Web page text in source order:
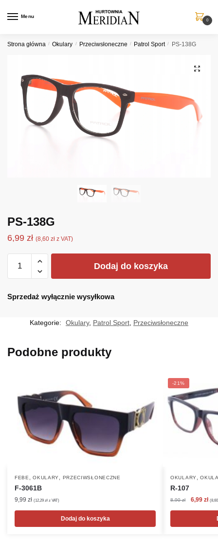
Menu
0
Strona główna / Okulary / Przeciwsłoneczne / Patrol Sport / PS-138G
PS-138G
6,99 zł (8,60 zł z VAT)
PS-
Dodaj do koszyka
Sprzedaż wyłącznie wysyłkowa
Kategorie: Okulary, Patrol Sport Przeciwsłoneczne
Podobne produkty
FEBE ,OKULARY PRZECIWSŁONECZNE
F-3061B
9,99 zł (12,29 zł z VAT)
Dodaj do koszyka
-21%
OKULARY ,
R-107
8,90zł
Pierwotna
8,90 zł.
6,99 zł (